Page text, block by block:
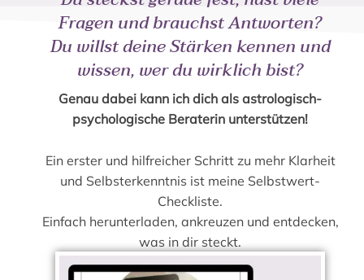
Fragen und brauchst Antworten?
Du willst deine Stärken kennen und
wissen, wer du wirklich bist?
Genau dabei kann ich dich als astrologisch-
psychologische Beraterin unterstützen!
Ein erster und hilfreicher Schritt zu mehr Klarheit
und Selbsterkenntnis ist meine Selbstwert-
Checkliste.
Einfach herunterladen, ankreuzen und entdecken,
was in dir steckt.